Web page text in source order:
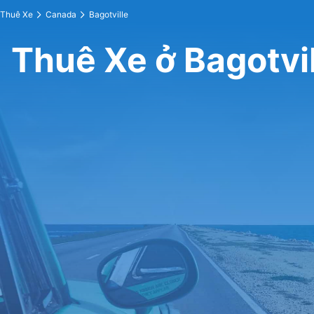
Thuê Xe Canada Bagotville
Thuê Xe ở